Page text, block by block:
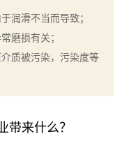
润滑不当而导致；
磨损有关；
质被污染，污染度等
带来什么？